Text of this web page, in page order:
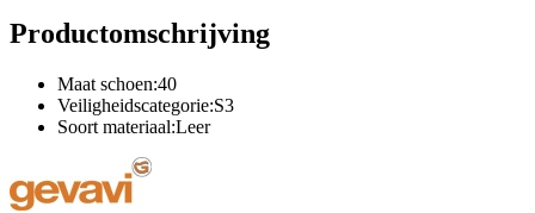
Productomschrijving
Maat schoen:40
Veiligheidscategorie:S3
Soort materiaal:Leer